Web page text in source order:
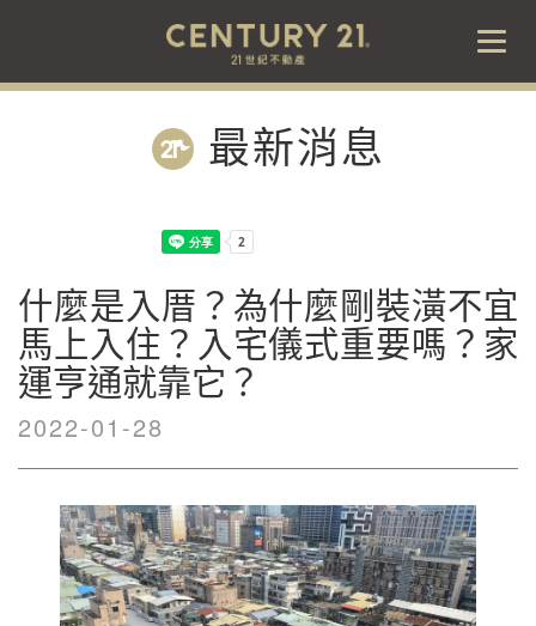
最新消息
什麼是入厝？為什麼剛裝潢不宜
馬上入住？入宅儀式重要嗎？家
運亨通就靠它？
2022-01-28